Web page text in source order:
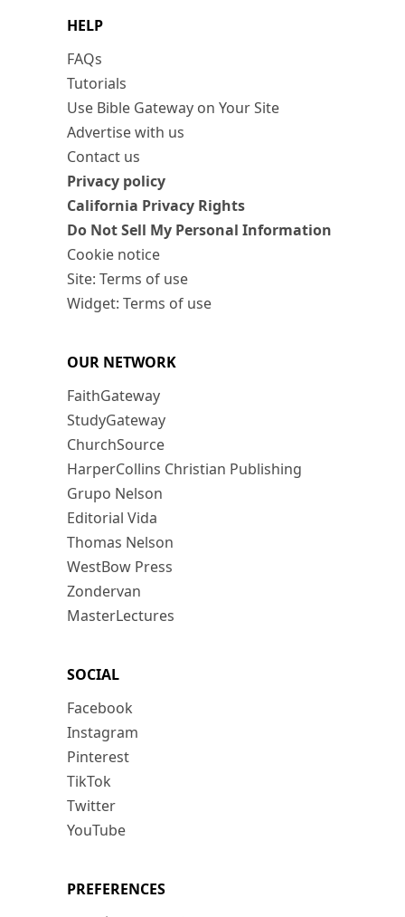
HELP
FAQs
Tutorials
Use Bible Gateway on Your Site
Advertise with us
Contact us
Privacy policy
California Privacy Rights
Do Not Sell My Personal Information
Cookie notice
Site: Terms of use
Widget: Terms of use
OUR NETWORK
FaithGateway
StudyGateway
ChurchSource
HarperCollins Christian Publishing
Grupo Nelson
Editorial Vida
Thomas Nelson
WestBow Press
Zondervan
MasterLectures
SOCIAL
Facebook
Instagram
Pinterest
TikTok
Twitter
YouTube
PREFERENCES